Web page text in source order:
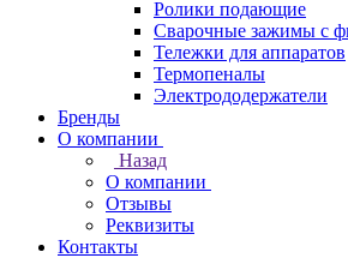
Ролики подающие
Сварочные зажимы с
Тележки для аппаратов
Термопеналы
Электрододержатели
Бренды
О компании
Назад
О компании
Отзывы
Реквизиты
Контакты